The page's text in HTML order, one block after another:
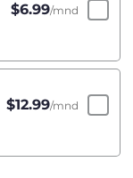
$6.99/mnd
$12.99/mnd